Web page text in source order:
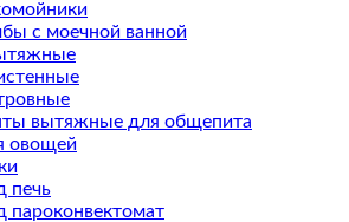
с моечной ванной
вытяжные для общепита
овощей
печь
пароконвектомат